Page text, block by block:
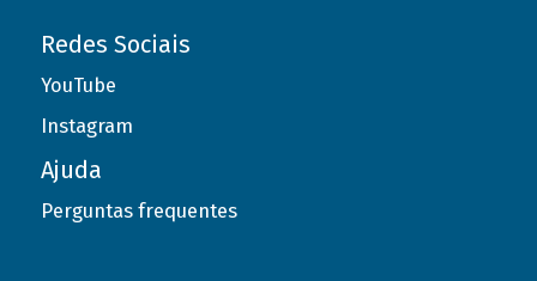
Redes Sociais
YouTube
Instagram
Ajuda
Perguntas frequentes